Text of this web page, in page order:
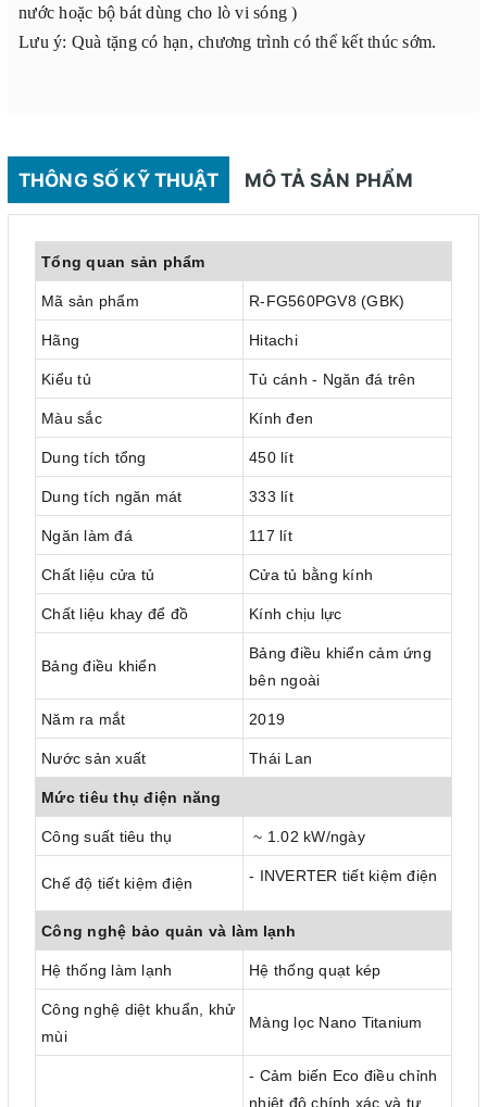
nước hoặc bộ bát dùng cho lò vi sóng )
Lưu ý: Quà tặng có hạn, chương trình có thể kết thúc sớm.
THÔNG SỐ KỸ THUẬT MÔ TẢ SẢN PHẨM
Tổng quan sản phẩm
Mã sản phẩm R-FG560PGV8 (GBK)
Hãng Hitachi
Kiểu tủ Tủ cánh - Ngăn đá trên
Màu sắc Kính đen
Dung tích tổng 450 lít
Dung tích ngăn mát 333 lít
Ngăn làm đá 117 lít
Chất liệu cửa tủ Cửa tủ bằng kính
Chất liệu khay để đồ Kính chịu lực
Bảng điều khiển
Bảng điều khiển cảm ứng
bên ngoài
Năm ra mắt 2019
Nước sản xuất Thái Lan
Mức tiêu thụ điện năng
Công suất tiêu thụ ~ 1.02 kW/ngày
Chế độ tiết kiệm điện - INVERTER tiết kiệm điện
Công nghệ bảo quản và làm lạnh
Hệ thống làm lạnh Hệ thống quạt kép
Công nghệ diệt khuẩn, khử
mùi
Màng lọc Nano Titanium
- Cảm biến Eco điều chỉnh
nhiệt độ chính xác và tự